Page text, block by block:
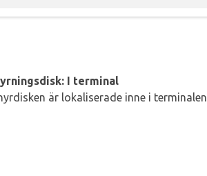
I terminal
är lokaliserade inne i terminalen